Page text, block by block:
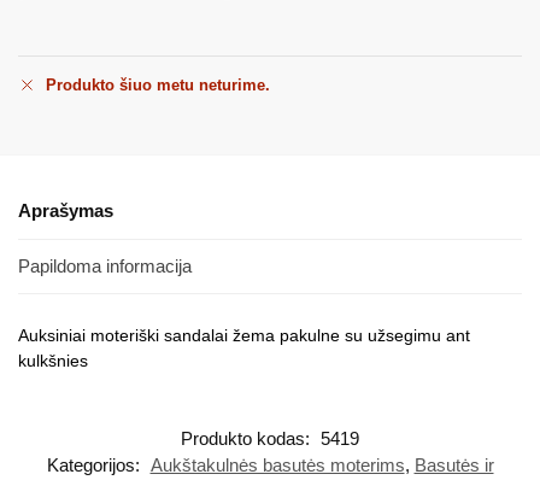
Produkto šiuo metu neturime.
Aprašymas
Papildoma informacija
Auksiniai moteriški sandalai žema pakulne su užsegimu ant
kulkšnies
Produkto kodas: 5419
Kategorijos: Aukštakulnės basutės moterims, Basutės ir